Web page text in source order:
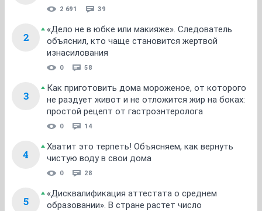
2 691 39
2
«Дело не в юбке или макияже». Следователь
объяснил, кто чаще становится жертвой
изнасилования
0 58
3
Как приготовить дома мороженое, от которого
не раздует живот и не отложится жир на боках:
простой рецепт от гастроэнтеролога
0 14
4
Хватит это терпеть! Объясняем, как вернуть
чистую воду в свои дома
0 28
5
«Дисквалификация аттестата о среднем
образовании». В стране растет число